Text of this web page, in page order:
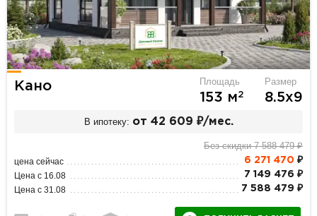
Кано Площадь
153 м2
Размер
8.5х9
В ипотеку: от 42 609 ₽/мес.
Без скидки 7 588 479 ₽
цена сейчас 6 271 470 ₽
Цена с 16.08 7 149 476 ₽
Цена с 31.08 7 588 479 ₽